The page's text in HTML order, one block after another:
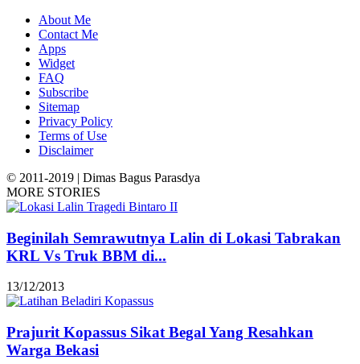
About Me
Contact Me
Apps
Widget
FAQ
Subscribe
Sitemap
Privacy Policy
Terms of Use
Disclaimer
© 2011-2019 | Dimas Bagus Parasdya
MORE STORIES
Beginilah Semrawutnya Lalin di Lokasi Tabrakan
KRL Vs Truk BBM di...
13/12/2013
Prajurit Kopassus Sikat Begal Yang Resahkan
Warga Bekasi